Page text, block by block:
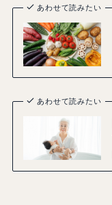
あわせて読みたい
あわせて読みたい